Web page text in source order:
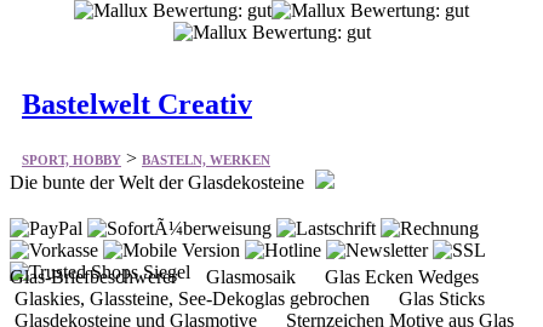
Bastelwelt Creativ
SPORT, HOBBY > BASTELN, WERKEN
Die bunte der Welt der Glasdekosteine
Glas-Briefbeschwerer Glasmosaik Glas Ecken Wedges
Glaskies, Glassteine, See-Dekoglas gebrochen Glas Sticks
Glasdekosteine und Glasmotive Sternzeichen Motive aus Glas